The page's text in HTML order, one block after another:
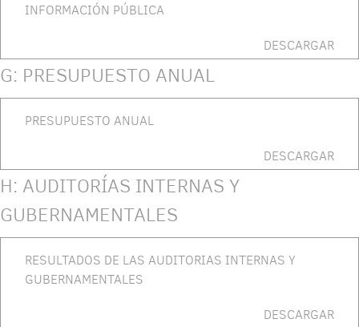
INFORMACIÓN PÚBLICA
DESCARGAR
G: PRESUPUESTO ANUAL
PRESUPUESTO ANUAL
DESCARGAR
H: AUDITORÍAS INTERNAS Y
GUBERNAMENTALES
RESULTADOS DE LAS AUDITORIAS INTERNAS Y
GUBERNAMENTALES
DESCARGAR